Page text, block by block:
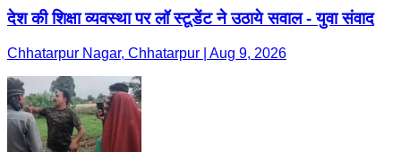
देश की शिक्षा व्यवस्था पर लॉ स्टूडेंट ने उठाये सवाल - युवा संवाद
Chhatarpur Nagar, Chhatarpur | Aug 9, 2026